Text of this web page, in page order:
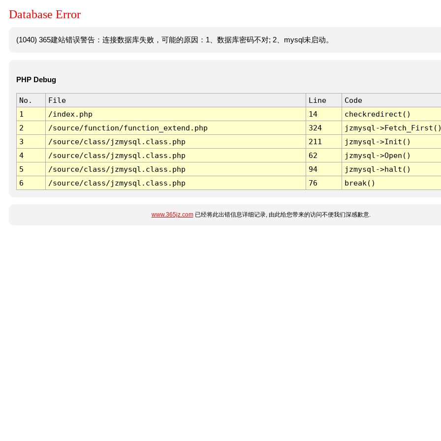
Database Error
(1040) 365建站错误警告：连接数据库失败，可能的原因：1、数据库密码不对; 2、mysql未启动。
PHP Debug
No. File Line
Code
1
/index.php 14
checkredirect()
2
/source/function/function_extend.php 324
jzmysql-
3
/source/class/jzmysql.class.php 211
jzmysql->Init()
4
/source/class/jzmysql.class.php 62
jzmysql->Open()
5
/source/class/jzmysql.class.php 94
jzmysql->halt()
6
/source/class/jzmysql.class.php 76 break()
www.365jz.com已经将此出错信息详细记录, 由此给您带来的访问不便我们深感歉意.